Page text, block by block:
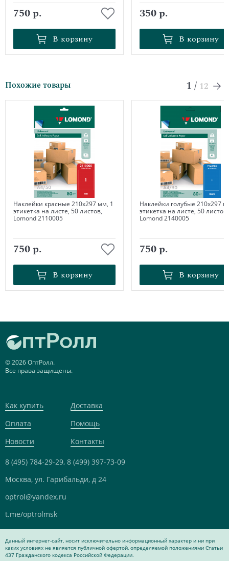
750 р.
В корзину
В корзину
350 р.
В корзину
В корзину
Похожие товары 1 / 12
Наклейки красные 210х297 мм, 1
этикетка на листе, 50 листов,
Lomond 2110005
750 р.
В корзину
В корзину
Наклейки голубые 210х297
этикетка на листе, 50 листов,
Lomond 2140005
750 р.
В корзину
В корзину
© 2026 ОптРолл.
Все права защищены.
Как купить
Доставка
Оплата
Помощь
Новости
Контакты
8 (495) 784-29-29, 8 (499) 397-73-09
Москва, ул. Гарибальди, д 24
optrol@yandex.ru
t.me/optrolmsk
Данный интернет-сайт, носит исключительно информационный характер и ни при
каких условиях не является публичной офертой, определяемой положениями Статьи
437 Гражданского кодекса Российской Федерации.